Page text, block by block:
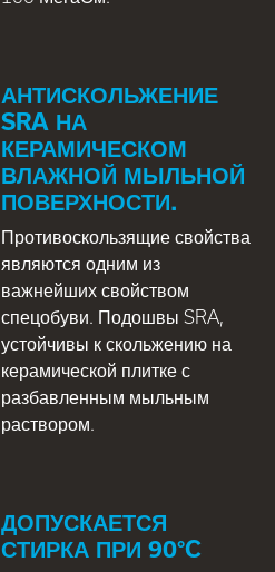
АНТИСКОЛЬЖЕНИЕ
SRA НА
КЕРАМИЧЕСКОМ
ВЛАЖНОЙ МЫЛЬНОЙ
ПОВЕРХНОСТИ.
Противоскользящие свойства
являются одним из
важнейших свойством
спецобуви. Подошвы SRA,
устойчивы к скольжению на
керамической плитке с
разбавленным мыльным
раствором.
ДОПУСКАЕТСЯ
СТИРКА ПРИ 90°C